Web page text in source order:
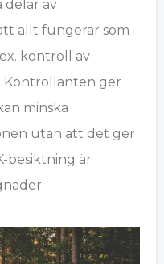
delar av
allt fungerar som
kontroll av
Kontrollanten ger
minska
utan att det ger
besiktning är